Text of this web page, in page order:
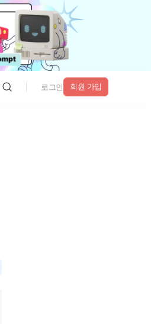
로그인 회원 가입